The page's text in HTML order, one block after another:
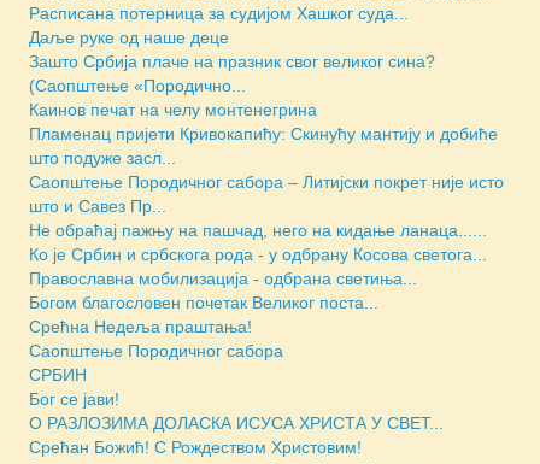
Расписана потерница за судијом Хашког суда...
Даље руке од наше деце
Зашто Србија плаче на празник свог великог сина?
(Саопштење «Породично...
Каинов печат на челу монтенегрина
Пламенац пријети Кривокапићу: Скинућу мантију и добиће
што подуже засл...
Саопштење Породичног сабора – Литијски покрет није исто
што и Савез Пр...
Не обраћај пажњу на пашчад, него на кидање ланаца......
Ко је Србин и србскога рода - у одбрану Косова светога...
Православна мобилизација - одбрана светиња...
Богом благословен почетак Великог поста...
Срећна Недеља праштања!
Саопштење Породичног сабора
СРБИН
Бог се јави!
O РАЗЛОЗИМА ДОЛАСКА ИСУСА ХРИСТА У СВЕТ...
Срећан Божић! С Рождеством Христовим!